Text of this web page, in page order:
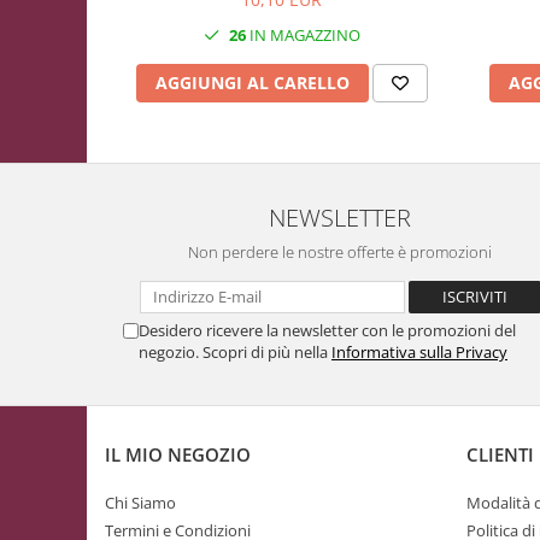
26IN MAGAZZINO
AGGIUNGI AL CARELLO
NEWSLETTER
Non perdere le nostre offerte è promozioni
Desidero ricevere la newsletter con le promozioni del
negozio. Scopri di più nella Informativa sulla Privacy
IL MIO NEGOZIO
Chi Siamo
Termini e Condizioni
CLIENTI
Modalità
Politica di